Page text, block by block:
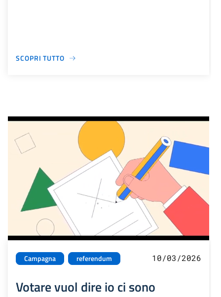
SCOPRI TUTTO
Campagna referendum 10/03/2026
Votare vuol dire io ci sono